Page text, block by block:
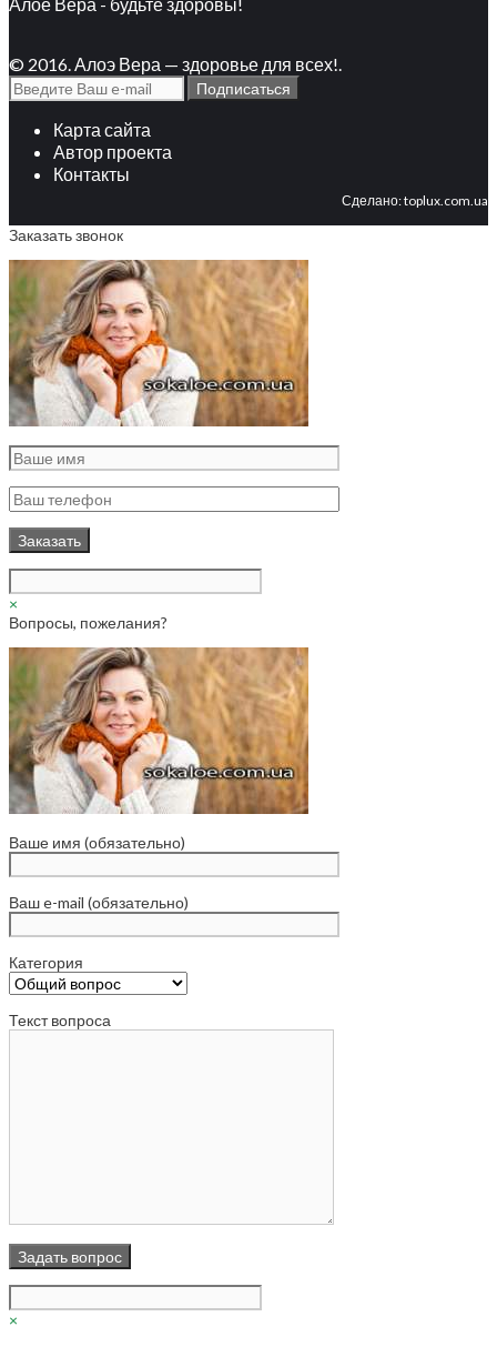
© 2016. Алоэ Вера — здоровье для всех!.
Карта сайта
Автор проекта
Контакты
Сделано:toplux.com.ua
Заказать звонок
×
Вопросы, пожелания?
Ваше имя (обязательно)
Ваш e-mail (обязательно)
Категория
Текст вопроса
×